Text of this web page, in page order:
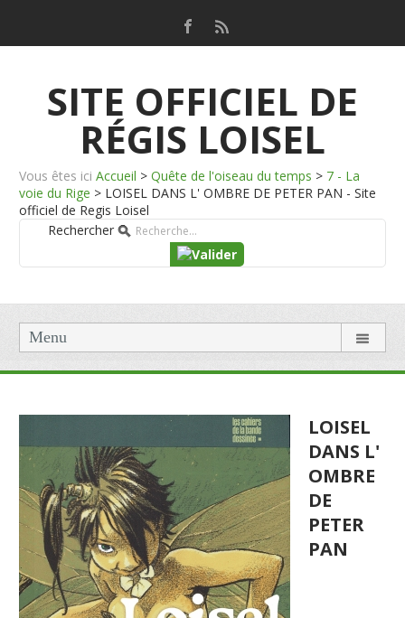
SITE OFFICIEL DE
RÉGIS LOISEL
Vous êtes ici Accueil > Quête de l'oiseau du temps > 7 - La
voie du Rige > LOISEL DANS L' OMBRE DE PETER PAN - Site
officiel de Regis Loisel
Rechercher
Menu
LOISEL
DANS L'
OMBRE
DE
PETER
PAN